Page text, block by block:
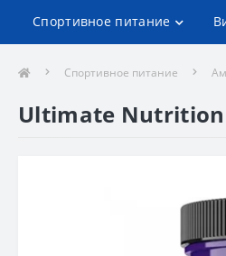
Спортивное питание
Спортивное питание
Ultimate Nutrition